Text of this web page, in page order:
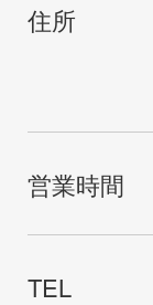
住所
営業時間
TEL